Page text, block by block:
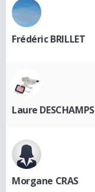
Frédéric BRILLET
Laure DESCHAMPS
Morgane CRAS